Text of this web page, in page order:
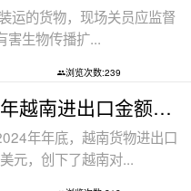
运的货物，现场关员应监督
害生物传播扩...
浏览次数:239
越媒：2024年越南进出口金额创下新高纪录
年年底，越南货物进出口
元，创下了越南对...